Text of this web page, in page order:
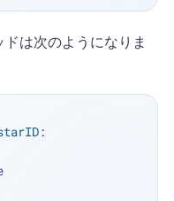
は次のようになりま